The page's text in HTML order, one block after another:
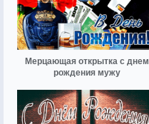
Мерцающая открытка с днем
рождения мужу